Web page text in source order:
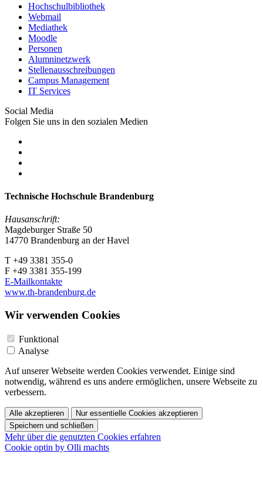
Hochschulbibliothek
Webmail
Mediathek
Moodle
Personen
Alumninetzwerk
Stellenausschreibungen
Campus Management
IT Services
Social Media
Folgen Sie uns in den sozialen Medien
Technische Hochschule Brandenburg
Hausanschrift:
Magdeburger Straße 50
14770 Brandenburg an der Havel
T +49 3381 355-0
F +49 3381 355-199
E-Mailkontakte
www.th-brandenburg.de
Wir verwenden Cookies
Funktional
Analyse
Auf unserer Webseite werden Cookies verwendet. Einige sind
notwendig, während es uns andere ermöglichen, unsere Webseite zu
verbessern.
Alle akzeptieren
Nur essentielle Cookies akzeptieren
Speichern und schließen
Mehr über die genutzten Cookies erfahren
Cookie optin by Olli machts